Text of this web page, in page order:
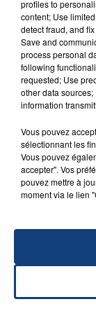
20 juillet 2026
UNE
OPÉRER DE
reconnu sa
excuses.
TITRES
profiles to
content; Use
detect fraud, and
Save and
process personal
following
requested; Use
other data
information
Vous pouvez
sélectionnant les
Vous pouvez
accepter". Vos
pouvez mettre à
moment via le lien